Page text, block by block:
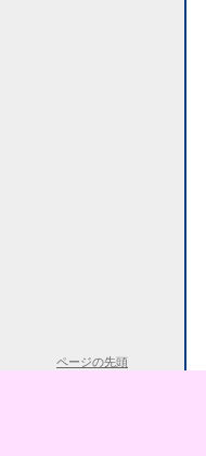
ページの先頭